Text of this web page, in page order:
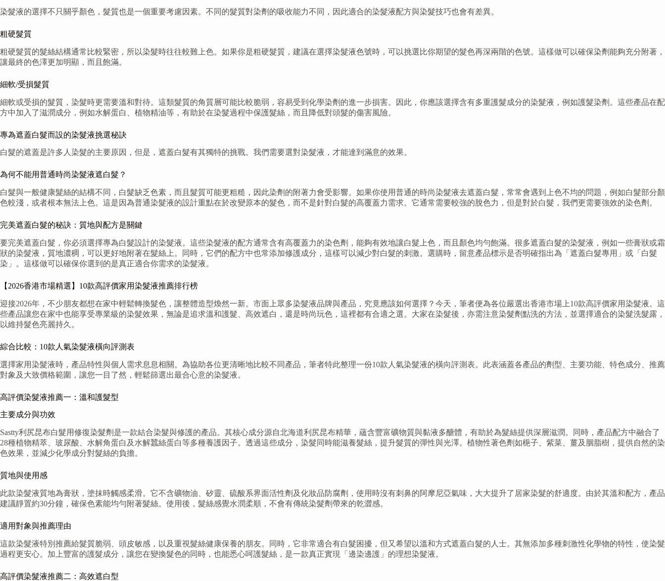
染髮液的選擇不只關乎顏色，髮質也是一個重要考慮因素。不同的髮質對染劑的吸收能力不同，因此適合的染髮液配方與染髮技巧也會有差異。
粗硬髮質
粗硬髮質的髮絲結構通常比較緊密，所以染髮時往往較難上色。如果你是粗硬髮質，建議在選擇染髮液色號時，可以挑選比你期望的髮色再深兩階的色號。這樣做可以確保染劑能夠充分附著，
讓最終的色澤更加明顯，而且飽滿。
細軟/受損髮質
細軟或受損的髮質，染髮時更需要溫和對待。這類髮質的角質層可能比較脆弱，容易受到化學染劑的進一步損害。因此，你應該選擇含有多重護髮成分的染髮液，例如護髮染劑。這些產品在配
方中加入了滋潤成分，例如水解蛋白、植物精油等，有助於在染髮過程中保護髮絲，而且降低對頭髮的傷害風險。
專為遮蓋白髮而設的染髮液挑選秘訣
白髮的遮蓋是許多人染髮的主要原因，但是，遮蓋白髮有其獨特的挑戰。我們需要選對染髮液，才能達到滿意的效果。
為何不能用普通時尚染髮液遮白髮？
白髮與一般健康髮絲的結構不同，白髮缺乏色素，而且髮質可能更粗糙，因此染劑的附著力會受影響。如果你使用普通的時尚染髮液去遮蓋白髮，常常會遇到上色不均的問題，例如白髮部分顏
色較淺，或者根本無法上色。這是因為普通染髮液的設計重點在於改變原本的髮色，而不是針對白髮的高覆蓋力需求。它通常需要較強的脫色力，但是對於白髮，我們更需要強效的染色劑。
完美遮蓋白髮的秘訣：質地與配方是關鍵
要完美遮蓋白髮，你必須選擇專為白髮設計的染髮液。這些染髮液的配方通常含有高覆蓋力的染色劑，能夠有效地讓白髮上色，而且顏色均勻飽滿。很多遮蓋白髮的染髮液，例如一些膏狀或霜
狀的染髮液，質地濃稠，可以更好地附著在髮絲上。同時，它們的配方中也常添加修護成分，這樣可以減少對白髮的刺激。選購時，留意產品標示是否明確指出為「遮蓋白髮專用」或「白髮
染」。這樣做可以確保你選到的是真正適合你需求的染髮液。
【2026香港市場精選】10款高評價家用染髮液推薦排行榜
迎接2026年，不少朋友都想在家中輕鬆轉換髮色，讓整體造型煥然一新。市面上眾多染髮液品牌與產品，究竟應該如何選擇？今天，筆者便為各位嚴選出香港市場上10款高評價家用染髮液。這
些產品讓您在家中也能享受專業級的染髮效果，無論是追求溫和護髮、高效遮白，還是時尚玩色，這裡都有合適之選。大家在染髮後，亦需注意染髮劑點洗的方法，並選擇適合的染髮洗髮露，
以維持髮色亮麗持久。
綜合比較：10款人氣染髮液橫向評測表
選擇家用染髮液時，產品特性與個人需求息息相關。為協助各位更清晰地比較不同產品，筆者特此整理一份10款人氣染髮液的橫向評測表。此表涵蓋各產品的劑型、主要功能、特色成分、推薦
對象及大致價格範圍，讓您一目了然，輕鬆篩選出最合心意的染髮液。
高評價染髮液推薦一：溫和護髮型
主要成分與功效
Sastty利尻昆布白髮用修復染髮劑是一款結合染髮與修護的產品。其核心成分源自北海道利尻昆布精華，蘊含豐富礦物質與黏液多醣體，有助於為髮絲提供深層滋潤。同時，產品配方中融合了
28種植物精萃、玻尿酸、水解角蛋白及水解蠶絲蛋白等多種養護因子。透過這些成分，染髮同時能滋養髮絲，提升髮質的彈性與光澤。植物性著色劑如梔子、紫菜、薑及胭脂樹，提供自然的染
色效果，並減少化學成分對髮絲的負擔。
質地與使用感
此款染髮液質地為膏狀，塗抹時觸感柔滑。它不含礦物油、矽靈、硫酸系界面活性劑及化妝品防腐劑，使用時沒有刺鼻的阿摩尼亞氣味，大大提升了居家染髮的舒適度。由於其溫和配方，產品
建議靜置約30分鐘，確保色素能均勻附著髮絲。使用後，髮絲感覺水潤柔順，不會有傳統染髮劑帶來的乾澀感。
適用對象與推薦理由
這款染髮液特別推薦給髮質脆弱、頭皮敏感，以及重視髮絲健康保養的朋友。同時，它非常適合有白髮困擾，但又希望以溫和方式遮蓋白髮的人士。其無添加多種刺激性化學物的特性，使染髮
過程更安心。加上豐富的護髮成分，讓您在變換髮色的同時，也能悉心呵護髮絲，是一款真正實現「邊染邊護」的理想染髮液。
高評價染髮液推薦二：高效遮白型